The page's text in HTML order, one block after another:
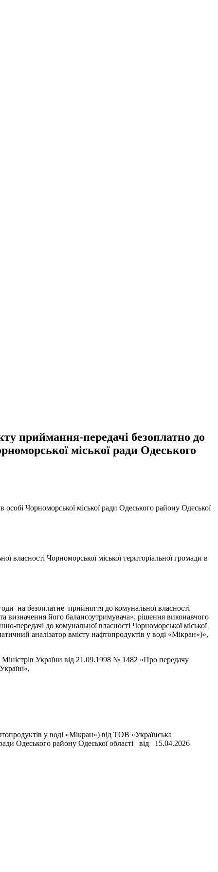
приймання-передачі безоплатно до
міської ради Одеського
Чорноморської міської ради Одеського району Одеської
Чорноморської міської територіальної громади в
на безоплатне прийняття до комунальної власності
визначення його балансоутримувача», рішення виконавчого
передачі до комунальної власності Чорноморської міської
аналізатор вмісту нафтопродуктів у воді «Мікран»)»,
України від 21.09.1998 № 1482 «Про передачу
у воді «Мікран») від ТОВ «Українська
ради Одеського району Одеської області від 15.04.2026